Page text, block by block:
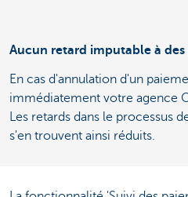
Aucun retard imputable à
En cas d'annulation d'un
immédiatement votre agence
Les retards dans le processus
s'en trouvent ainsi réduits.